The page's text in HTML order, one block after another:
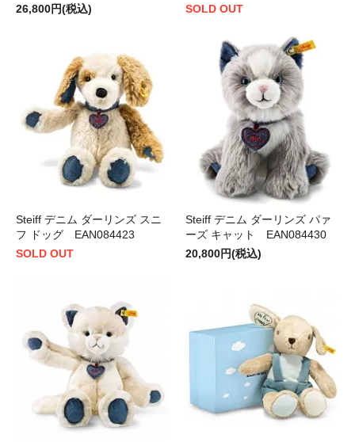
26,800円(税込)
SOLD OUT
Steiff デニム ダーリンズ スニ
フ ドッグ EAN084423
SOLD OUT
Steiff デニム ダーリンズ パァ
ーズ キャット EAN084430
20,800円(税込)